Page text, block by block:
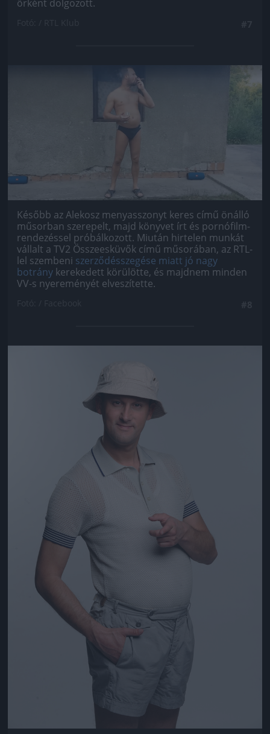
őrként dolgozott.
Jön még kép!
Később az Alekosz menyasszonyt keres című önálló
műsorban szerepelt, majd könyvet írt és pornófilm-
rendezéssel próbálkozott. Miután hirtelen munkát
vállalt a TV2 Összeesküvők című műsorában, az RTL-
lel szembeni szerződésszegése miatt jó nagy
botrány kerekedett körülötte, és majdnem minden
VV-s nyereményét elveszítette.